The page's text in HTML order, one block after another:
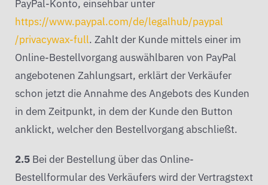
PayPal-Konto, einsehbar unter
https://www.paypal.com/de/legalhub/paypal
/privacywax-full. Zahlt der Kunde mittels einer im
Online-Bestellvorgang auswählbaren von PayPal
angebotenen Zahlungsart, erklärt der Verkäufer
schon jetzt die Annahme des Angebots des Kunden
in dem Zeitpunkt, in dem der Kunde den Button
anklickt, welcher den Bestellvorgang abschließt.
2.5 Bei der Bestellung über das Online-
Bestellformular des Verkäufers wird der Vertragstext